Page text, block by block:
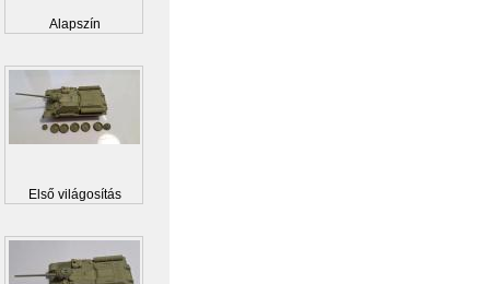
Alapszín
Első világosítás